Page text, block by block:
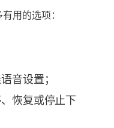
用的选项：
音设置；
恢复或停止下